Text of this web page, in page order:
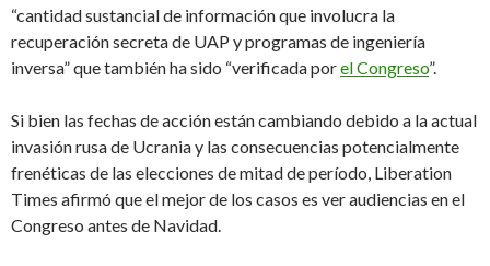
“cantidad sustancial de información que involucra la
recuperación secreta de UAP y programas de ingeniería
inversa” que también ha sido “verificada porel Congreso”.
Si bien las fechas de acción están cambiando debido a la actual
invasión rusa de Ucrania y las consecuencias potencialmente
frenéticas de las elecciones de mitad de período, Liberation
Times afirmó que el mejor de los casos es ver audiencias en el
Congreso antes de Navidad.